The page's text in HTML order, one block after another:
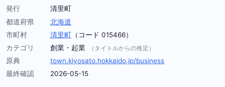
発行
清里町
都道府県
北海道
市町村
清里町 （コード 015466）
カテゴリ
創業・起業 （タイトルからの推定）
原典
town.kiyosato.hokkaido.jp/business
最終確認
2026-05-15